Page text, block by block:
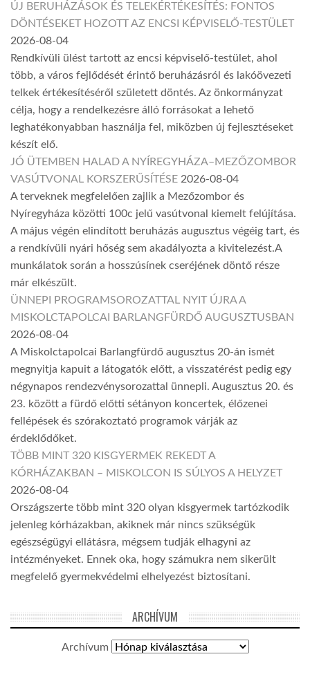
ÚJ BERUHÁZÁSOK ÉS TELEKÉRTÉKESÍTÉS: FONTOS
DÖNTÉSEKET HOZOTT AZ ENCSI KÉPVISELŐ-TESTÜLET
2026-08-04
Rendkívüli ülést tartott az encsi képviselő-testület, ahol
több, a város fejlődését érintő beruházásról és lakóövezeti
telkek értékesítéséről született döntés. Az önkormányzat
célja, hogy a rendelkezésre álló forrásokat a lehető
leghatékonyabban használja fel, miközben új fejlesztéseket
készít elő.
JÓ ÜTEMBEN HALAD A NYÍREGYHÁZA–MEZŐZOMBOR
VASÚTVONAL KORSZERŰSÍTÉSE 2026-08-04
A terveknek megfelelően zajlik a Mezőzombor és
Nyíregyháza közötti 100c jelű vasútvonal kiemelt felújítása.
A május végén elindított beruházás augusztus végéig tart, és
a rendkívüli nyári hőség sem akadályozta a kivitelezést.A
munkálatok során a hosszúsínek cseréjének döntő része
már elkészült.
ÜNNEPI PROGRAMSOROZATTAL NYIT ÚJRA A
MISKOLCTAPOLCAI BARLANGFÜRDŐ AUGUSZTUSBAN
2026-08-04
A Miskolctapolcai Barlangfürdő augusztus 20-án ismét
megnyitja kapuit a látogatók előtt, a visszatérést pedig egy
négynapos rendezvénysorozattal ünnepli. Augusztus 20. és
23. között a fürdő előtti sétányon koncertek, élőzenei
fellépések és szórakoztató programok várják az
érdeklődőket.
TÖBB MINT 320 KISGYERMEK REKEDT A
KÓRHÁZAKBAN – MISKOLCON IS SÚLYOS A HELYZET
2026-08-04
Országszerte több mint 320 olyan kisgyermek tartózkodik
jelenleg kórházakban, akiknek már nincs szükségük
egészségügyi ellátásra, mégsem tudják elhagyni az
intézményeket. Ennek oka, hogy számukra nem sikerült
megfelelő gyermekvédelmi elhelyezést biztosítani.
ARCHÍVUM
Archívum